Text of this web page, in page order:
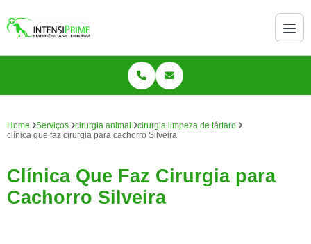
Home Serviços cirurgia animal
cirurgia limpeza de tártaro
clínica que faz cirurgia para cachorro Silveira
Clínica Que Faz Cirurgia para
Cachorro Silveira